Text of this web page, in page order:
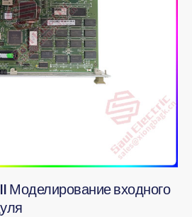
Моделирование входного